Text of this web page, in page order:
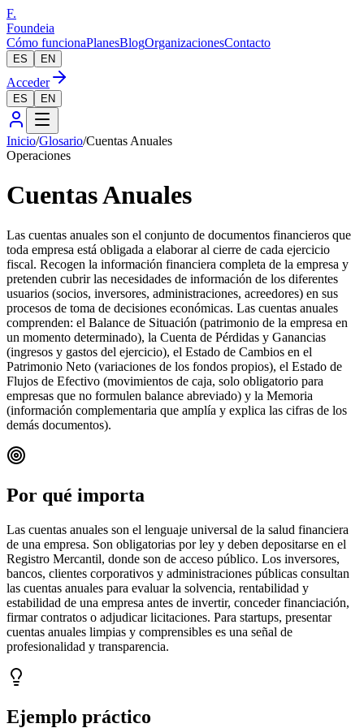
F.
Foundeia
Cómo funcionaPlanesBlogOrganizacionesContacto
ES EN
Acceder
ES EN
Inicio/Glosario/Cuentas Anuales
Operaciones
Cuentas Anuales
Las cuentas anuales son el conjunto de documentos financieros que
toda empresa está obligada a elaborar al cierre de cada ejercicio
fiscal. Recogen la información financiera completa de la empresa y
pretenden cubrir las necesidades de información de los diferentes
usuarios (socios, inversores, administraciones, acreedores) en sus
procesos de toma de decisiones económicas. Las cuentas anuales
comprenden: el Balance de Situación (patrimonio de la empresa en
un momento determinado), la Cuenta de Pérdidas y Ganancias
(ingresos y gastos del ejercicio), el Estado de Cambios en el
Patrimonio Neto (variaciones de los fondos propios), el Estado de
Flujos de Efectivo (movimientos de caja, solo obligatorio para
empresas que no formulen balance abreviado) y la Memoria
(información complementaria que amplía y explica las cifras de los
demás documentos).
Por qué importa
Las cuentas anuales son el lenguaje universal de la salud financiera
de una empresa. Son obligatorias por ley y deben depositarse en el
Registro Mercantil, donde son de acceso público. Los inversores,
bancos, clientes corporativos y administraciones públicas consultan
las cuentas anuales para evaluar la solvencia, rentabilidad y
estabilidad de una empresa antes de invertir, conceder financiación,
firmar contratos o adjudicar licitaciones. Para startups, presentar
cuentas anuales limpias y comprensibles es una señal de
profesionalidad y transparencia.
Ejemplo práctico